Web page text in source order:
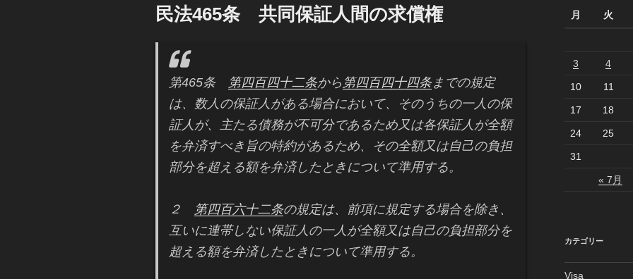
稿
日:
民法465条 共同保証人間の求償権
第465条 第四百四十二条から 第四百四十四条までの規定
は、数人の保証人がある場合において、そのうちの一人の保
証人が、主たる債務が不可分であるため又は各保証人が全額
を弁済すべき旨の特約があるため、その全額又は自己の負担
部分を超える額を弁済したときについて準用する。
２ 第四百六十二条の規定は、前項に規定する場合を除き、
互いに連帯しない保証人の一人が全額又は自己の負担部分を
超える額を弁済したときについて準用する。
月 火
« 7月
3 4
10 11
17 18
24 25
31
カテゴリー
Visa